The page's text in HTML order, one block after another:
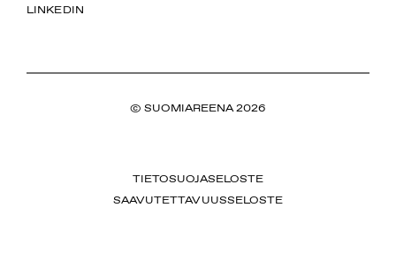
LINKEDIN
© SUOMIAREENA 2026
TIETOSUOJASELOSTE
SAAVUTETTAVUUSSELOSTE